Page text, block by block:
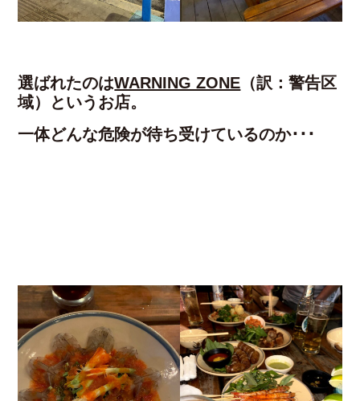
選ばれたのはWARNING ZONE （訳：警告区
域）というお店。
一体どんな危険が待ち受けているのか･･･